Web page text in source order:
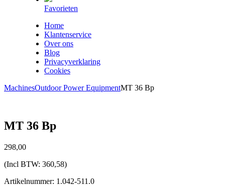
Favorieten
Home
Klantenservice
Over ons
Blog
Privacyverklaring
Cookies
MachinesOutdoor Power EquipmentMT 36 Bp
MT 36 Bp
298,00
(Incl BTW: 360,58)
Artikelnummer: 1.042-511.0